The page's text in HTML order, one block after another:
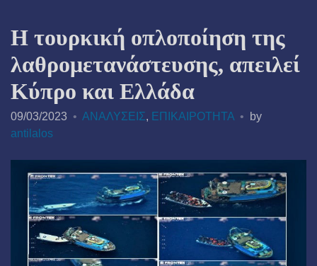
Η τουρκική οπλοποίηση της
λαθρομετανάστευσης, απειλεί
Κύπρο και Ελλάδα
09/03/2023 ΑΝΑΛΥΣΕΙΣ, ΕΠΙΚΑΙΡΟΤΗΤΑ
by
antilalos